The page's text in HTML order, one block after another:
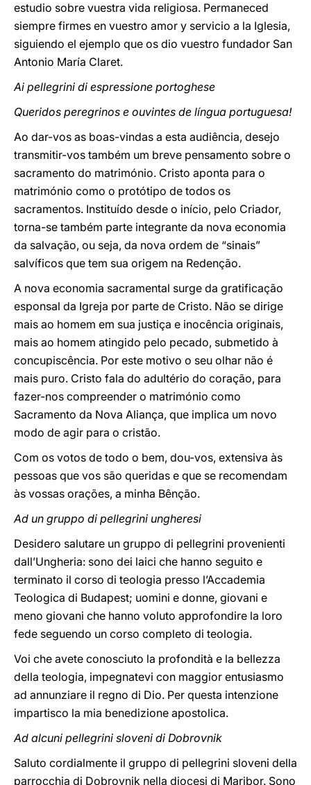
estudio sobre vuestra vida religiosa. Permaneced
siempre firmes en vuestro amor y servicio a la Iglesia,
siguiendo el ejemplo que os dio vuestro fundador San
Antonio María Claret.
Ai pellegrini di espressione portoghese
Queridos peregrinos e ouvintes de língua portuguesa!
Ao dar-vos as boas-vindas a esta audiência, desejo
transmitir-vos também um breve pensamento sobre o
sacramento do matrimónio. Cristo aponta para o
matrimónio como o protótipo de todos os
sacramentos. Instituído desde o início, pelo Criador,
torna-se também parte integrante da nova economia
da salvação, ou seja, da nova ordem de “sinais”
salvíficos que tem sua origem na Redenção.
A nova economia sacramental surge da gratificação
esponsal da Igreja por parte de Cristo. Não se dirige
mais ao homem em sua justiça e inocência originais,
mais ao homem atingido pelo pecado, submetido à
concupiscência. Por este motivo o seu olhar não é
mais puro. Cristo fala do adultério do coração, para
fazer-nos compreender o matrimónio como
Sacramento da Nova Aliança, que implica um novo
modo de agir para o cristão.
Com os votos de todo o bem, dou-vos, extensiva às
pessoas que vos são queridas e que se recomendam
às vossas orações, a minha Bênção.
Ad un gruppo di pellegrini ungheresi
Desidero salutare un gruppo di pellegrini provenienti
dall’Ungheria: sono dei laici che hanno seguito e
terminato il corso di teologia presso l’Accademia
Teologica di Budapest; uomini e donne, giovani e
meno giovani che hanno voluto approfondire la loro
fede seguendo un corso completo di teologia.
Voi che avete conosciuto la profondità e la bellezza
della teologia, impegnatevi con maggior entusiasmo
ad annunziare il regno di Dio. Per questa intenzione
impartisco la mia benedizione apostolica.
Ad alcuni pellegrini sloveni di Dobrovnik
Saluto cordialmente il gruppo di pellegrini sloveni della
parrocchia di Dobrovnik nella diocesi di Maribor. Sono